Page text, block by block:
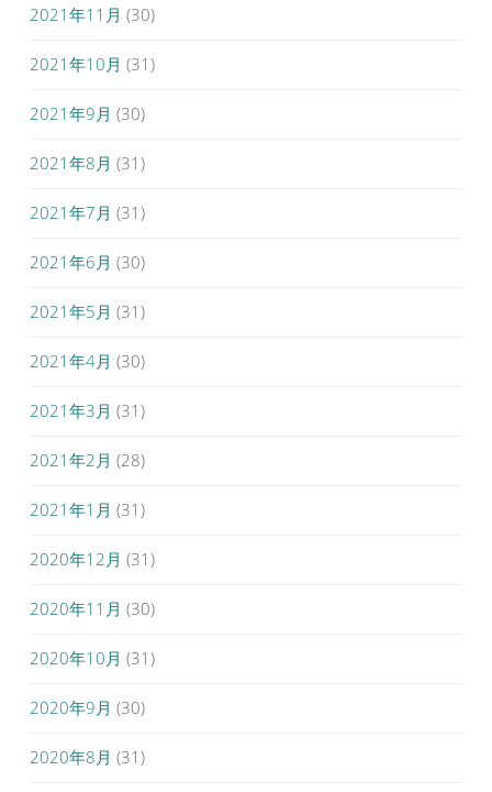
2021年11月 (30)
2021年10月 (31)
2021年9月 (30)
2021年8月 (31)
2021年7月 (31)
2021年6月 (30)
2021年5月 (31)
2021年4月 (30)
2021年3月 (31)
2021年2月 (28)
2021年1月 (31)
2020年12月 (31)
2020年11月 (30)
2020年10月 (31)
2020年9月 (30)
2020年8月 (31)